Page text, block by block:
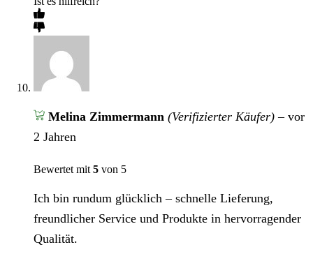
Melina Zimmermann (Verifizierter Käufer) – vor
2 Jahren
Bewertet mit 5 von 5
Ich bin rundum glücklich – schnelle Lieferung,
freundlicher Service und Produkte in hervorragender
Qualität.